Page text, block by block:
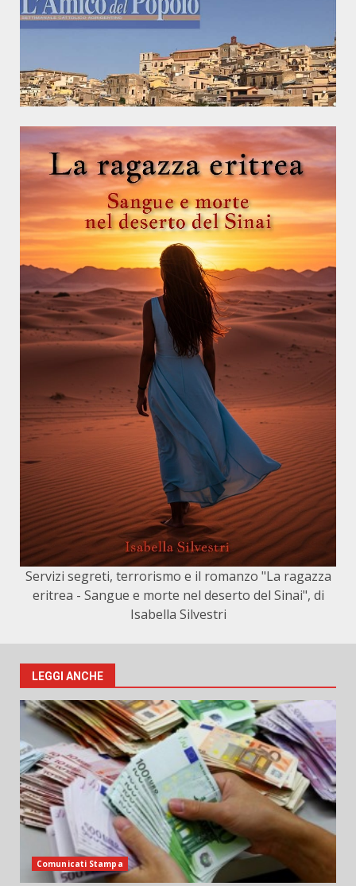
Servizi segreti, terrorismo e il romanzo "La ragazza
eritrea - Sangue e morte nel deserto del Sinai", di
Isabella Silvestri
LEGGI ANCHE
Comunicati Stampa